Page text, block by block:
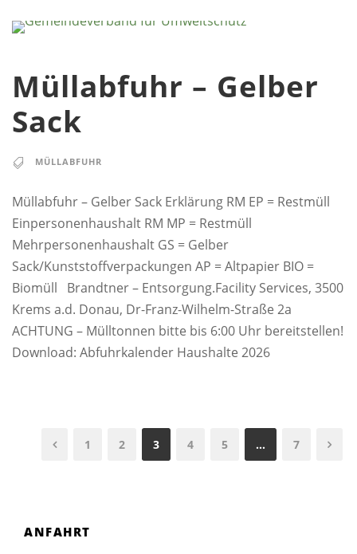
Müllabfuhr – Gelber
Sack
MÜLLABFUHR
Müllabfuhr – Gelber Sack Erklärung RM EP = Restmüll
Einpersonenhaushalt RM MP = Restmüll
Mehrpersonenhaushalt GS = Gelber
Sack/Kunststoffverpackungen AP = Altpapier BIO =
Biomüll Brandtner – Entsorgung.Facility Services, 3500
Krems a.d. Donau, Dr-Franz-Wilhelm-Straße 2a
ACHTUNG – Mülltonnen bitte bis 6:00 Uhr bereitstellen!
Download: Abfuhrkalender Haushalte 2026
1 2 3 4 5 … 7
ANFAHRT